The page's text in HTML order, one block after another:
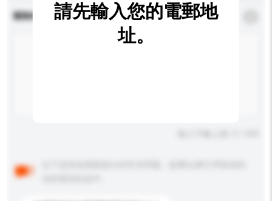
查詢內容 *必須填寫
請先輸入您的電郵地
址。